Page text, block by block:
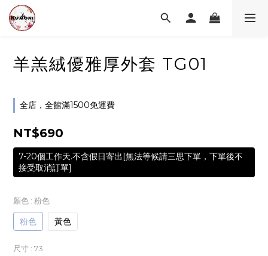
羊羔絨優雅厚外套 TG01
全店，全館滿1500免運費
NT$690
7-20個工作天.不含假日寄出[無法等候請三思下單，下單後不
接受取消訂單]
顏色 : 粉色
粉色 黃色
尺寸 : 73